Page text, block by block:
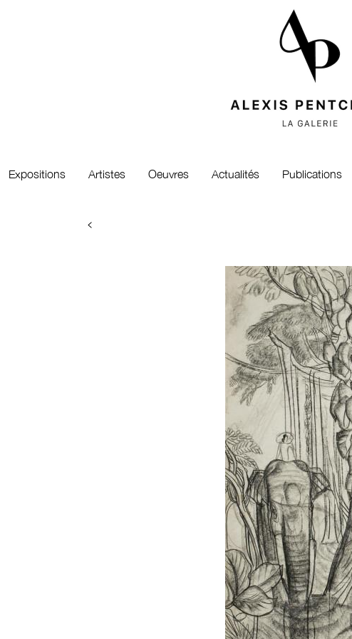
Expositions Artistes Oeuvres Actualités Publications
<